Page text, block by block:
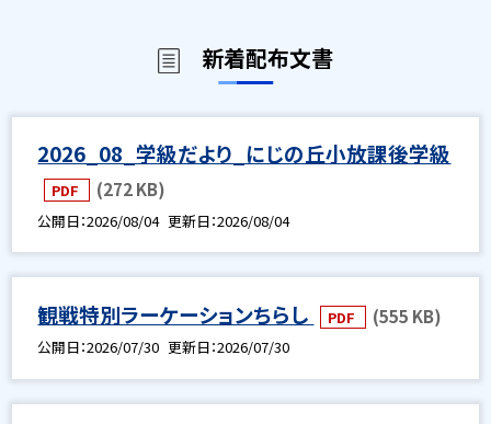
新着配布文書
2026_08_学級だより_にじの丘小放課後学級
PDF (272 KB)
公開日 2026/08/04 更新日 2026/08/04
観戦特別ラーケーションちらし PDF (555 KB)
公開日 2026/07/30 更新日 2026/07/30